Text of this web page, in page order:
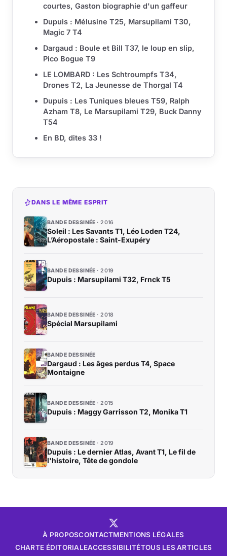
courtes, Gaston biographie d'un gaffeur
Dupuis : Mélusine T25, Marsupilami T30,
Magic 7 T4
Dargaud : Boule et Bill T37, le loup en slip,
Pico Bogue T9
LE LOMBARD : Les Schtroumpfs T34,
Drones T2, La Jeunesse de Thorgal T4
Dupuis : Les Tuniques bleues T59, Ralph
Azham T8, Le Marsupilami T29, Buck Danny
T54
En BD, dites 33 !
DANS LE MÊME ESPRIT
BANDE DESSINÉE 2016
Soleil : Les Savants T1, Léo Loden T24,
L’Aéropostale : Saint-Exupéry
BANDE DESSINÉE 2019
Dupuis : Marsupilami T32, Frnck T5
BANDE DESSINÉE 2018
Spécial Marsupilami
BANDE DESSINÉE
Dargaud : Les âges perdus T4, Space
Montaigne
BANDE DESSINÉE 2015
Dupuis : Maggy Garrisson T2, Monika T1
BANDE DESSINÉE 2019
Dupuis : Le dernier Atlas, Avant T1, Le fil de
l'histoire, Tête de gondole
À PROPOSCONTACTMENTIONS LÉGALES
CHARTE ÉDITORIALEACCESSIBILITÉTOUS LES ARTICLES